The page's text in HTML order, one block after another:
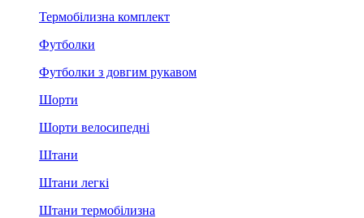
Термобілизна комплект
Футболки
Футболки з довгим рукавом
Шорти
Шорти велосипедні
Штани
Штани легкі
Штани термобілизна